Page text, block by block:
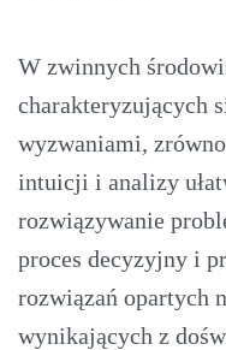
W zwinnych
charakteryzujących
wyzwaniami,
intuicji i analizy
rozwiązywanie
proces decyzyjny i
rozwiązań opartych
wynikających z